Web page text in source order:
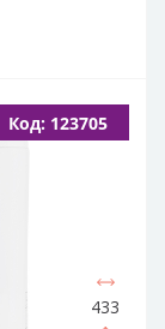
Тип ТЕНа:
Код: 123705
433